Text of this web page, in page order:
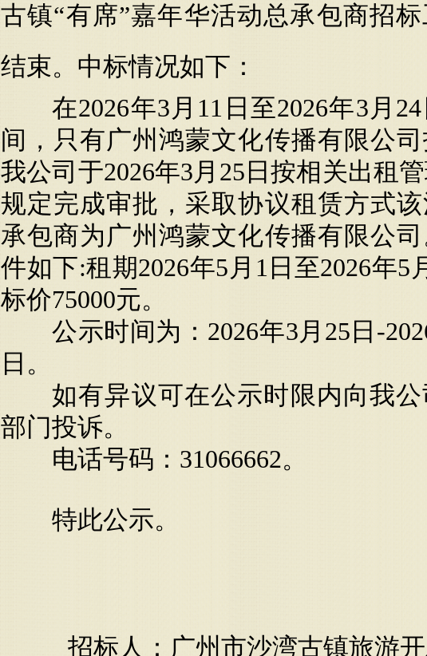
古镇“有席”嘉年华活动总承包商招
结束。中标情况如下：
在2026年3月11日至2026年3月
间，只有广州鸿蒙文化传播有限公
我公司于2026年3月25日按相关出租
规定完成审批，采取协议租赁方式
承包商为广州鸿蒙文化传播有限公
件如下:租期2026年5月1日至2026年5
标价75000元。
公示时间为： 2026年3月25日-
日。
如有异议可在公示时限内向我
部门投诉。
电话号码： 31066662。
特此公示。
招标人：广州市沙湾古镇旅游